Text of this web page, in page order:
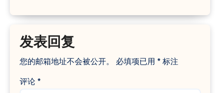
发表回复
您的邮箱地址不会被公开。 必填项已用 *标注
评论 *